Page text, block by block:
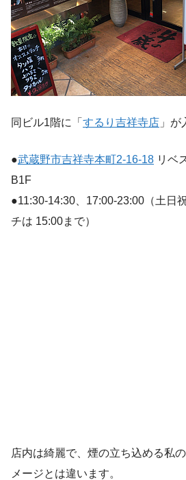
同ビル1階に「 するり吉祥寺店 」が
●武蔵野市吉祥寺本町2-16-18 リベ
B1F
●11:30-14:30、17:00-23:00（土日
チは 15:00まで）
店内は綺麗で、煙の立ち込める私
メージとは違います。